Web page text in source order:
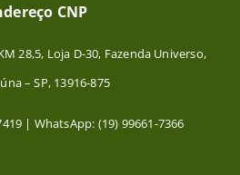
CNP
28,5, Loja D-30, Fazenda Universo,
– SP, 13916-875
| WhatsApp: (19) 99661-7366